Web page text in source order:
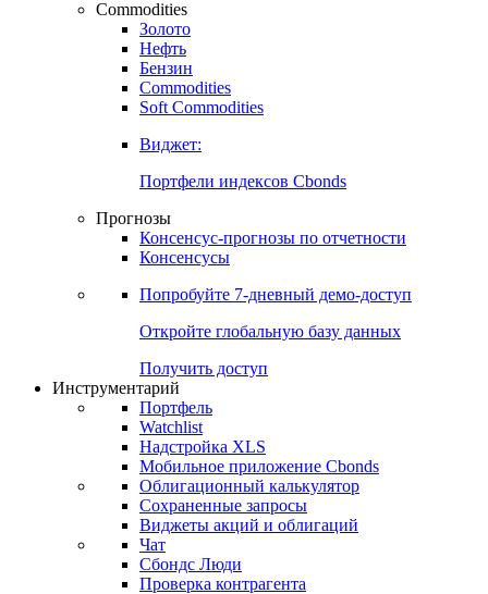
Commodities
Золото
Нефть
Бензин
Commodities
Soft Commodities
Виджет:
Портфели индексов Cbonds
Прогнозы
Консенсус-прогнозы по отчетности
Консенсусы
Попробуйте 7-дневный демо-доступ
Откройте глобальную базу данных
Получить доступ
Инструментарий
Портфель
Watchlist
Надстройка XLS
Мобильное приложение Cbonds
Облигационный калькулятор
Сохраненные запросы
Виджеты акций и облигаций
Чат
Сбондс Люди
Проверка контрагента